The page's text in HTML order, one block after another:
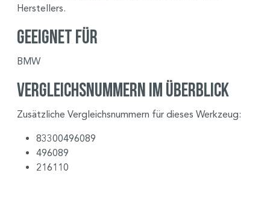
Herstellers.
Geeignet für
BMW
Vergleichsnummern im Überblick
Zusätzliche Vergleichsnummern für dieses Werkzeug:
83300496089
496089
216110